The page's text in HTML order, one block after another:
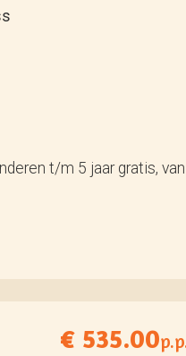
t/m 5 jaar gratis, van
€ 535.00